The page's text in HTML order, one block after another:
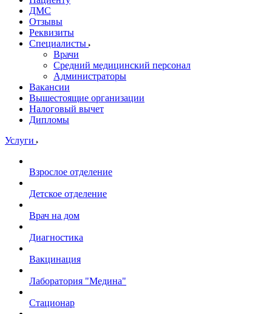
ДМС
Отзывы
Реквизиты
Специалисты
Врачи
Средний медицинский персонал
Администраторы
Вакансии
Вышестоящие организации
Налоговый вычет
Дипломы
Услуги
Взрослое отделение
Детское отделение
Врач на дом
Диагностика
Вакцинация
Лаборатория "Медина"
Стационар